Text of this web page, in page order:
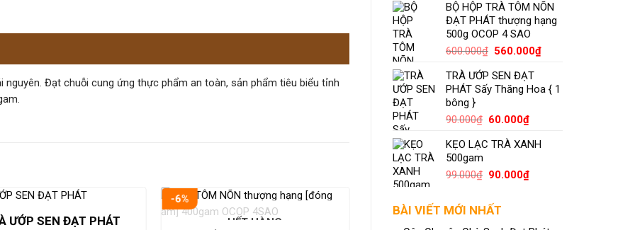
là:
990.000₫.
tại
là:
BỘ HỘP TRÀ TÔM NÕN
ĐẠT PHÁT thượng hạng
500g OCOP 4 SAO
600.000₫ Giá
là:
600.000₫.
560.000₫Giá
là:
TRÀ ƯỚP SEN ĐẠT
PHÁT Sấy Thăng Hoa { 1
bông }
90.000₫ Giá
là:
60.000₫Giá
tại
60.000₫.
KẸO LẠC TRÀ XANH
500gam
99.000₫ Giá
là:
99.000₫.
90.000₫Giá
BÀI VIẾT MỚI NHẤT
Đạt chuỗi cung ứng thực phẩm an toàn, sản phẩm tiêu biểu tỉnh
ƯỚP SEN ĐẠT PHÁT
-6%
HẾT HÀNG